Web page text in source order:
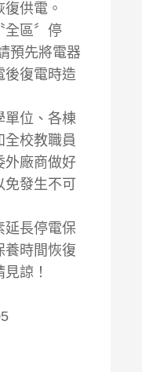
供電。
全區〞停
預先將電器
後復電時造
單位、各棟
全校教職員
外廠商做好
發生不可
延長停電保
養時間恢復
諒！